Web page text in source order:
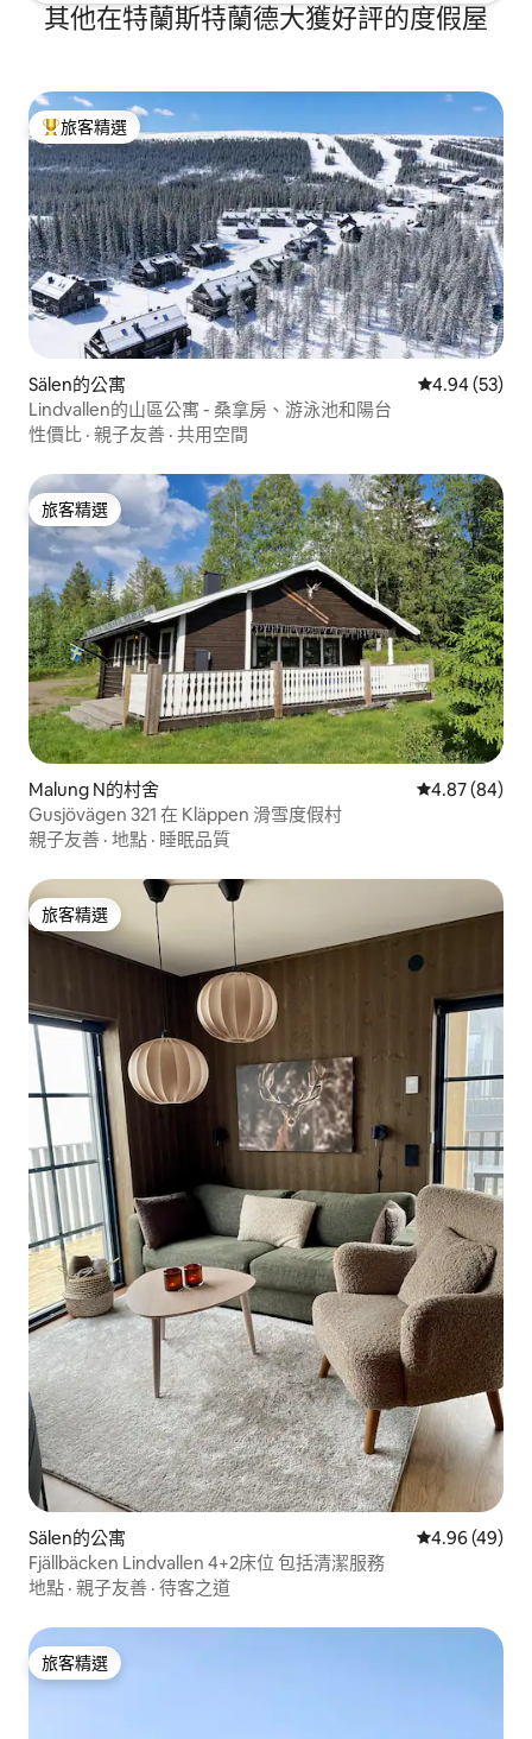
其他在特蘭斯特蘭德大獲好評的度假屋
旅客精選榜首
旅客精選
Sälen的公寓 從 53 則評價
4.94 (53)
Lindvallen的山區公寓 - 桑拿房、游泳池和陽台
性價比 · 親子友善 · 共用空間
旅客精選
旅客精選
Malung N的村舍 從 84 則評價
4.87 (84)
Gusjövägen 321 在 Kläppen 滑雪度假村
親子友善 · 地點 · 睡眠品質
旅客精選
旅客精選
Sälen的公寓 從 49 則評價
4.96 (49)
Fjällbäcken Lindvallen 4+2床位 包括清潔服務
地點 · 親子友善 · 待客之道
旅客精選
旅客精選